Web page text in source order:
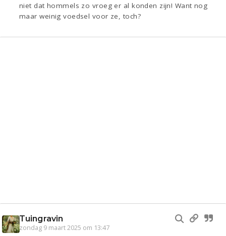
niet dat hommels zo vroeg er al konden zijn! Want nog
maar weinig voedsel voor ze, toch?
Tuingravin
zondag 9 maart 2025 om 13:47